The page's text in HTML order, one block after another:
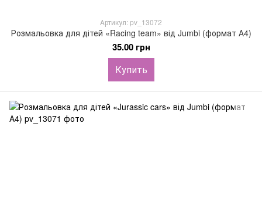
Артикул: pv_13072
Розмальовка для дітей «Racing team» від Jumbi (формат А4)
35.00 грн
Купить